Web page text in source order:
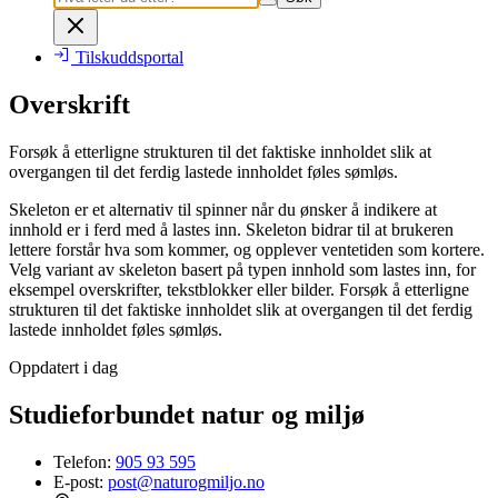
Tilskuddsportal
Overskrift
Forsøk å etterligne strukturen til det faktiske innholdet slik at
overgangen til det ferdig lastede innholdet føles sømløs.
Skeleton er et alternativ til spinner når du ønsker å indikere at
innhold er i ferd med å lastes inn. Skeleton bidrar til at brukeren
lettere forstår hva som kommer, og opplever ventetiden som kortere.
Velg variant av skeleton basert på typen innhold som lastes inn, for
eksempel overskrifter, tekstblokker eller bilder. Forsøk å etterligne
strukturen til det faktiske innholdet slik at overgangen til det ferdig
lastede innholdet føles sømløs.
Oppdatert i dag
Studieforbundet natur og miljø
Telefon: 905 93 595
E-post: post@naturogmiljo.no